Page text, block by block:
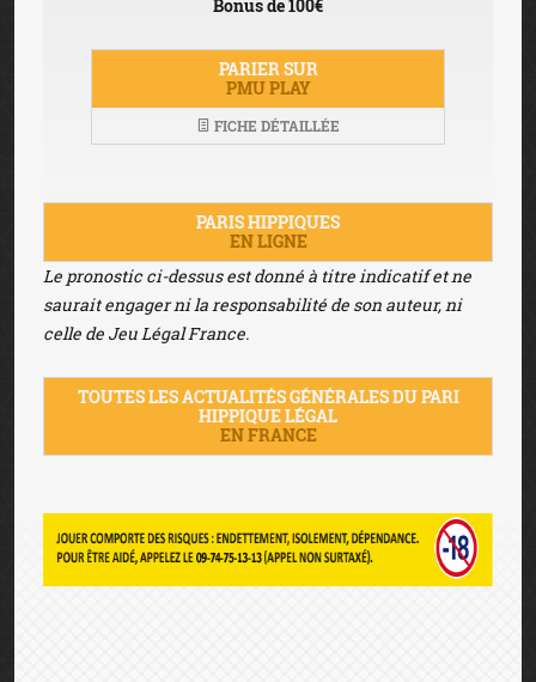
Bonus de 100€
PARIER SUR
PMU PLAY
FICHE DÉTAILLÉE
PARIS HIPPIQUES
EN LIGNE
Le pronostic ci-dessus est donné à titre indicatif et ne
saurait engager ni la responsabilité de son auteur, ni
celle de Jeu Légal France.
TOUTES LES ACTUALITÉS GÉNÉRALES DU PARI
HIPPIQUE LÉGAL
EN FRANCE